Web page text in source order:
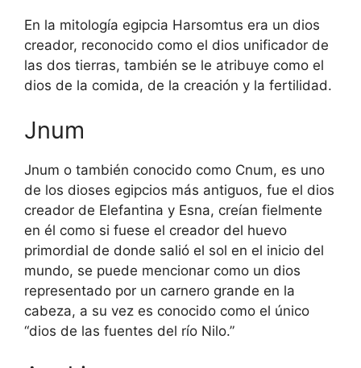
En la mitología egipcia Harsomtus era un dios
creador, reconocido como el dios unificador de
las dos tierras, también se le atribuye como el
dios de la comida, de la creación y la fertilidad.
Jnum
Jnum o también conocido como Cnum, es uno
de los dioses egipcios más antiguos, fue el dios
creador de Elefantina y Esna, creían fielmente
en él como si fuese el creador del huevo
primordial de donde salió el sol en el inicio del
mundo, se puede mencionar como un dios
representado por un carnero grande en la
cabeza, a su vez es conocido como el único
“dios de las fuentes del río Nilo.”